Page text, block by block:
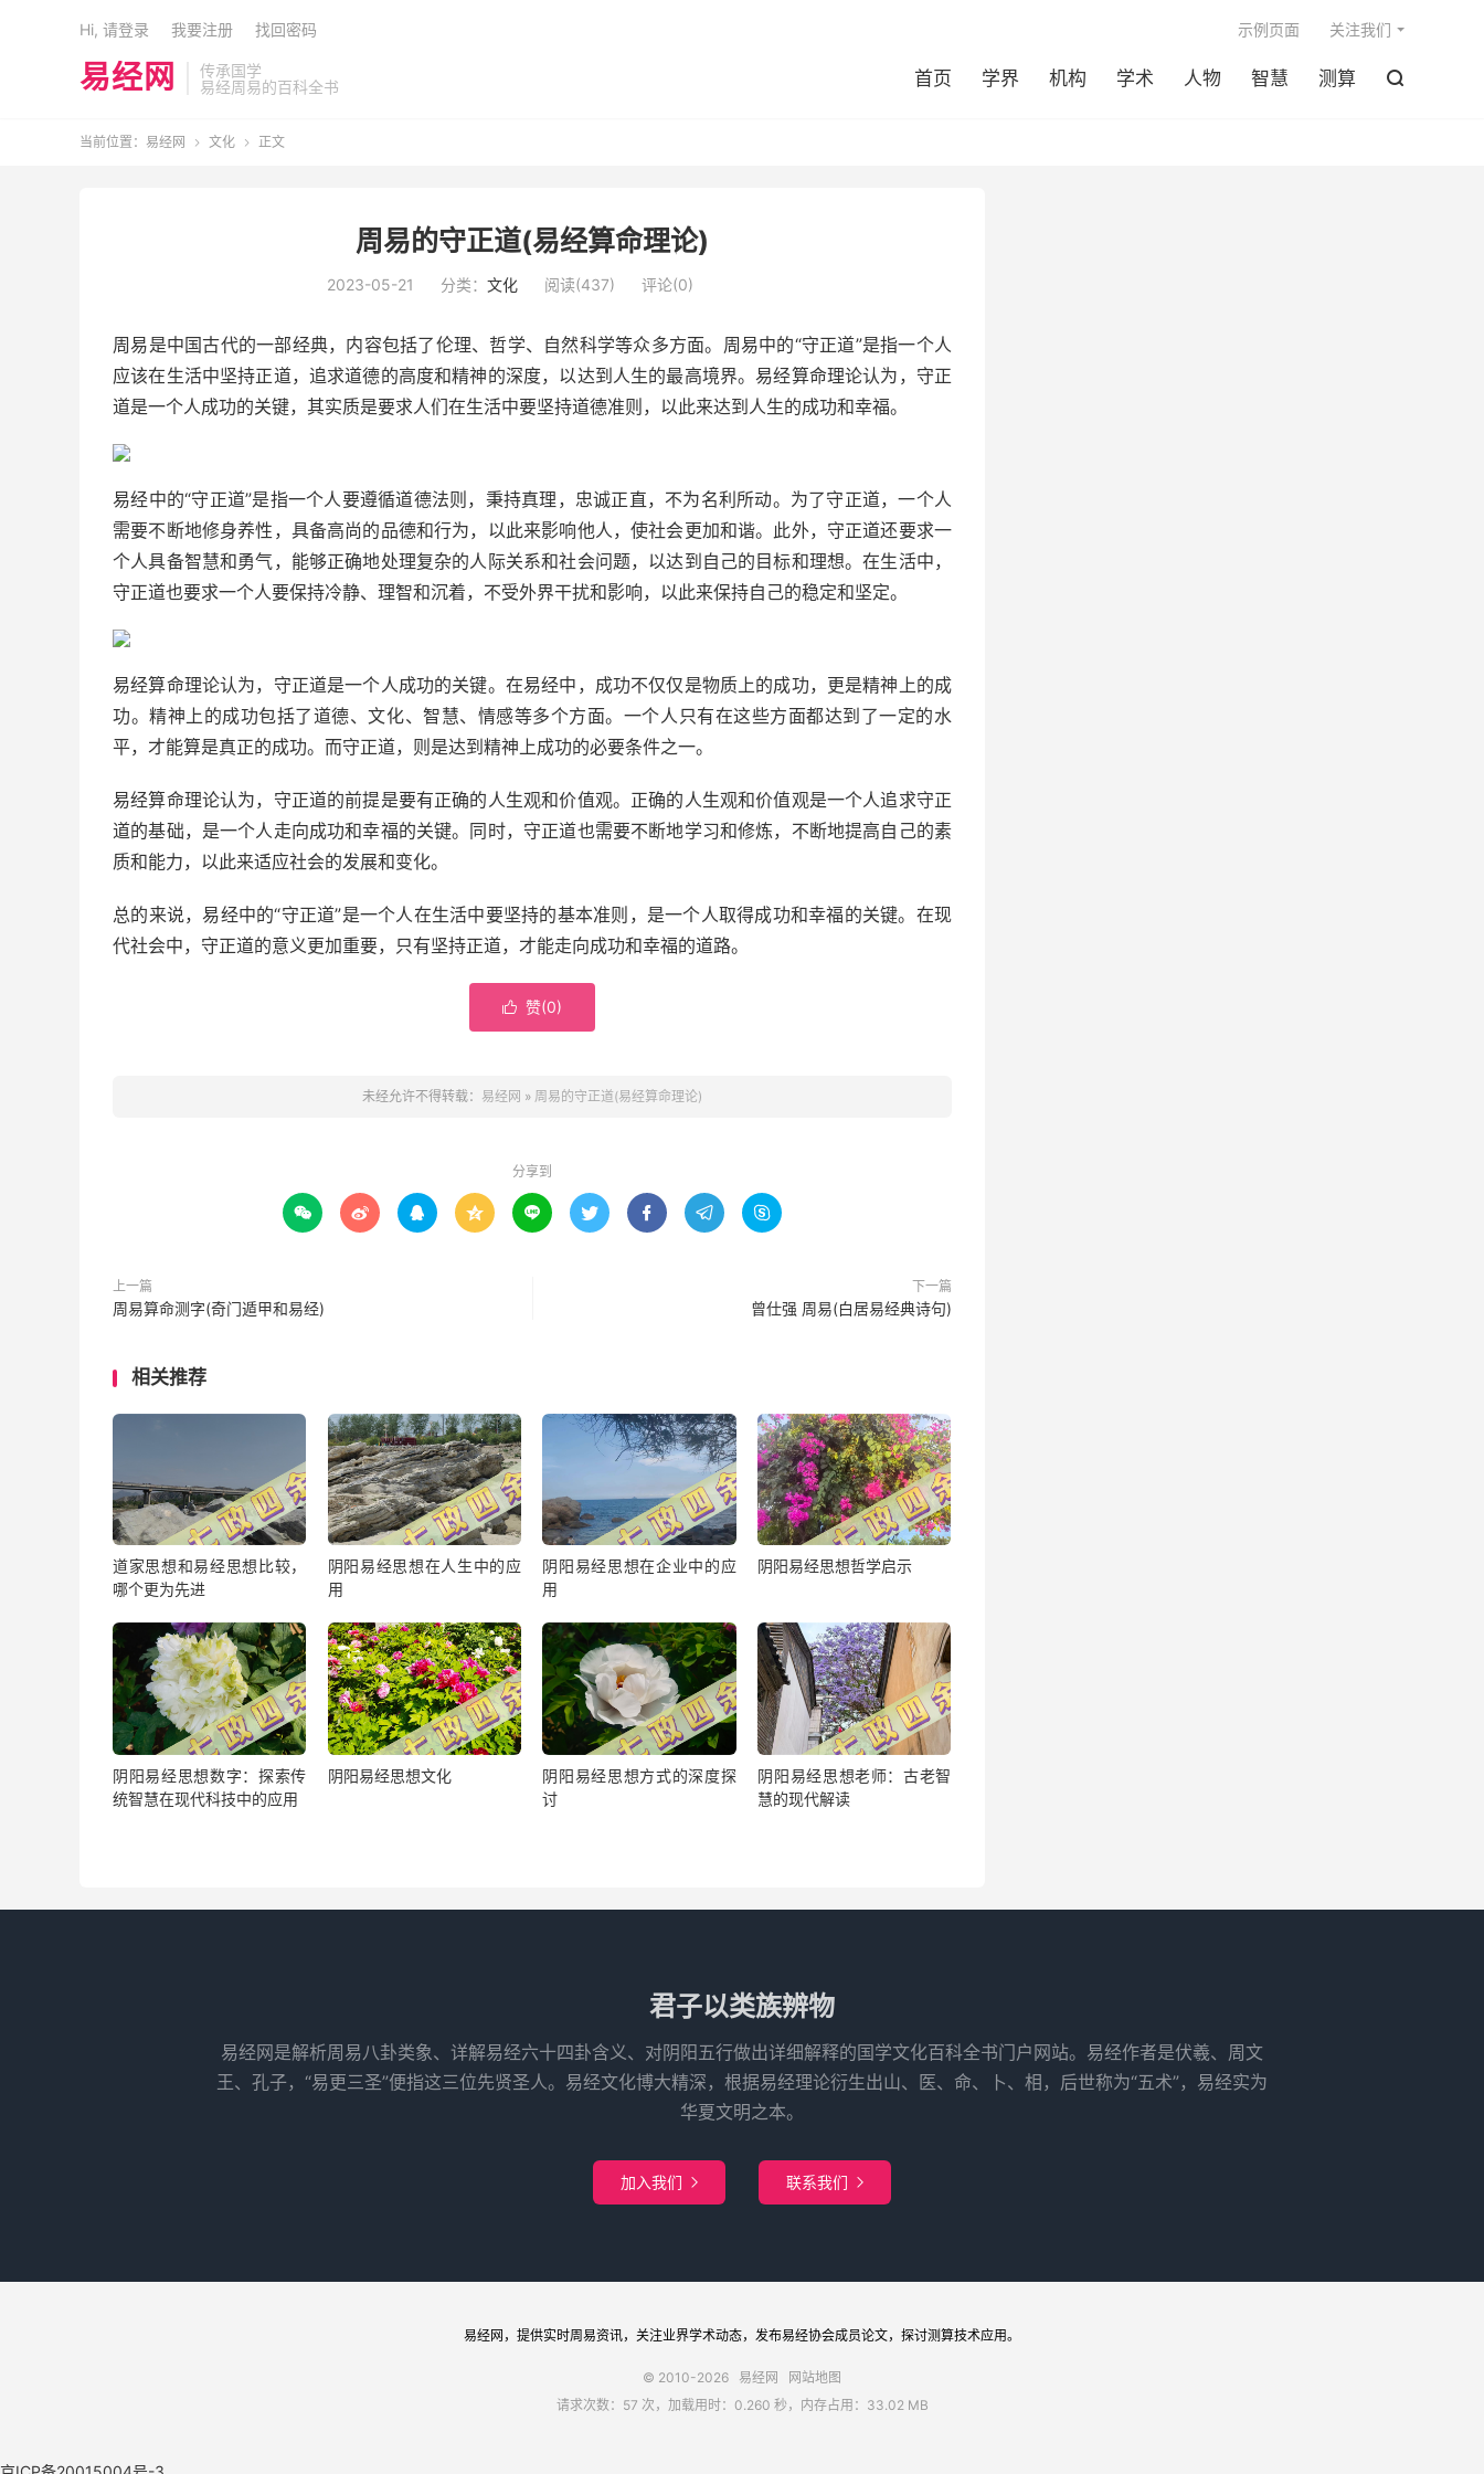
易经网
传承国学
易经周易的百科全书
首页 学界 机构 学术 人物 智慧 测算 
示例页面 关注我们
Hi, 请登录 我要注册 找回密码
当前位置： 易经网  文化  正文
周易的守正道(易经算命理论)
2023-05-21 分类： 文化 阅读(437) 评论(0)
周易是中国古代的一部经典，内容包括了伦理、哲学、自然科学等众多方面。周易中的“守正道”是指一个人
应该在生活中坚持正道，追求道德的高度和精神的深度，以达到人生的最高境界。易经算命理论认为，守正
道是一个人成功的关键，其实质是要求人们在生活中要坚持道德准则，以此来达到人生的成功和幸福。
易经中的“守正道”是指一个人要遵循道德法则，秉持真理，忠诚正直，不为名利所动。为了守正道，一个人
需要不断地修身养性，具备高尚的品德和行为，以此来影响他人，使社会更加和谐。此外，守正道还要求一
个人具备智慧和勇气，能够正确地处理复杂的人际关系和社会问题，以达到自己的目标和理想。在生活中，
守正道也要求一个人要保持冷静、理智和沉着，不受外界干扰和影响，以此来保持自己的稳定和坚定。
易经算命理论认为，守正道是一个人成功的关键。在易经中，成功不仅仅是物质上的成功，更是精神上的成
功。精神上的成功包括了道德、文化、智慧、情感等多个方面。一个人只有在这些方面都达到了一定的水
平，才能算是真正的成功。而守正道，则是达到精神上成功的必要条件之一。
易经算命理论认为，守正道的前提是要有正确的人生观和价值观。正确的人生观和价值观是一个人追求守正
道的基础，是一个人走向成功和幸福的关键。同时，守正道也需要不断地学习和修炼，不断地提高自己的素
质和能力，以此来适应社会的发展和变化。
总的来说，易经中的“守正道”是一个人在生活中要坚持的基本准则，是一个人取得成功和幸福的关键。在现
代社会中，守正道的意义更加重要，只有坚持正道，才能走向成功和幸福的道路。
 赞(0)
未经允许不得转载： 易经网 » 周易的守正道(易经算命理论)
分享到
        
上一篇
周易算命测字(奇门遁甲和易经)
下一篇
曾仕强 周易(白居易经典诗句)
相关推荐
道家思想和易经思想比较，
哪个更为先进
阴阳易经思想在人生中的应
用
阴阳易经思想在企业中的应
用
阴阳易经思想哲学启示
阴阳易经思想数字：探索传
统智慧在现代科技中的应用
阴阳易经思想文化
阴阳易经思想方式的深度探
讨
阴阳易经思想老师：古老智
慧的现代解读
君子以类族辨物
易经网是解析周易八卦类象、详解易经六十四卦含义、对阴阳五行做出详细解释的国学文化百科全书门户网站。易经作者是伏羲、周文
王、孔子，“易更三圣”便指这三位先贤圣人。易经文化博大精深，根据易经理论衍生出山、医、命、卜、相，后世称为“五术”，易经实为
华夏文明之本。
加入我们  联系我们 
易经网 ，提供实时周易资讯，关注业界学术动态，发布易经协会成员论文，探讨测算技术应用。
© 2010-2026 易经网
网站地图
请求次数：57 次，加载用时：0.260 秒，内存占用：33.02 MB